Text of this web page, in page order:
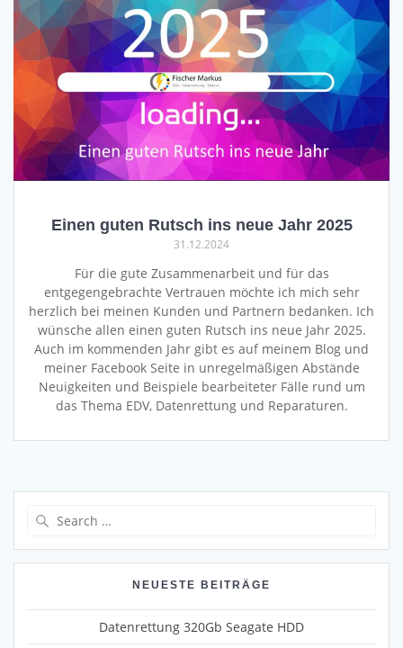
Einen guten Rutsch ins neue Jahr 2025
31.12.2024
Für die gute Zusammenarbeit und für das
entgegengebrachte Vertrauen möchte ich mich sehr
herzlich bei meinen Kunden und Partnern bedanken. Ich
wünsche allen einen guten Rutsch ins neue Jahr 2025.
Auch im kommenden Jahr gibt es auf meinem Blog und
meiner Facebook Seite in unregelmäßigen Abstände
Neuigkeiten und Beispiele bearbeiteter Fälle rund um
das Thema EDV, Datenrettung und Reparaturen.
NEUESTE BEITRÄGE
Datenrettung 320Gb Seagate HDD